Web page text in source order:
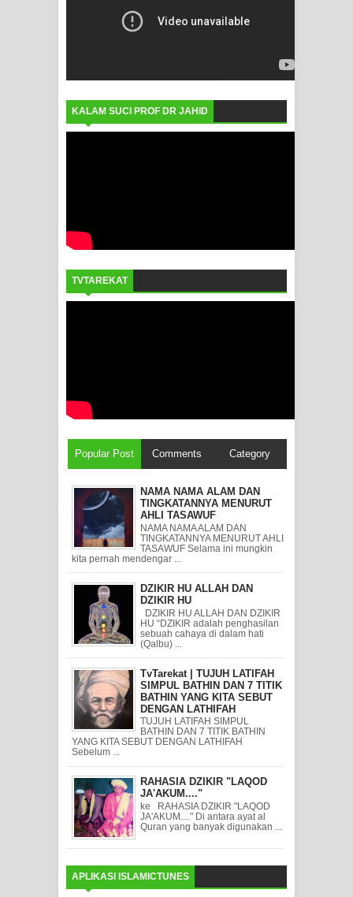
KALAM SUCI PROF DR JAHID
TVTAREKAT
Popular Post Comments Category
NAMA NAMA ALAM DAN
TINGKATANNYA MENURUT
AHLI TASAWUF
NAMA NAMA ALAM DAN
TINGKATANNYA MENURUT AHLI
TASAWUF Selama ini mungkin
kita pernah mendengar ...
DZIKIR HU ALLAH DAN
DZIKIR HU
DZIKIR HU ALLAH DAN DZIKIR
HU “DZIKIR adalah penghasilan
sebuah cahaya di dalam hati
(Qalbu) ...
TvTarekat | TUJUH LATIFAH
SIMPUL BATHIN DAN 7 TITIK
BATHIN YANG KITA SEBUT
DENGAN LATHIFAH
TUJUH LATIFAH SIMPUL
BATHIN DAN 7 TITIK BATHIN
YANG KITA SEBUT DENGAN LATHIFAH
Sebelum ...
RAHASIA DZIKIR "LAQOD
JA'AKUM...."
ke RAHASIA DZIKIR "LAQOD
JA'AKUM...." Di antara ayat al
Quran yang banyak digunakan ...
APLIKASI ISLAMICTUNES